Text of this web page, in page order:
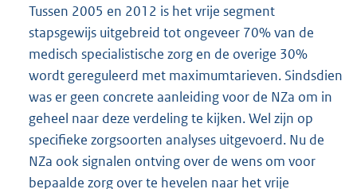
Tussen 2005 en 2012 is het vrije segment
stapsgewijs uitgebreid tot ongeveer 70% van de
medisch specialistische zorg en de overige 30%
wordt gereguleerd met maximumtarieven. Sindsdien
was er geen concrete aanleiding voor de NZa om in
geheel naar deze verdeling te kijken. Wel zijn op
specifieke zorgsoorten analyses uitgevoerd. Nu de
NZa ook signalen ontving over de wens om voor
bepaalde zorg over te hevelen naar het vrije